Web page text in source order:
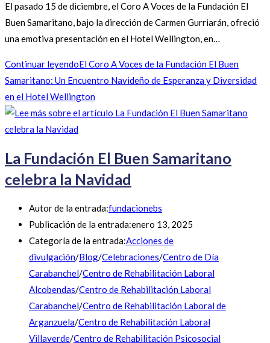
El pasado 15 de diciembre, el Coro A Voces de la Fundación El
Buen Samaritano, bajo la dirección de Carmen Gurriarán, ofreció
una emotiva presentación en el Hotel Wellington, en…
Continuar leyendoEl Coro A Voces de la Fundación El Buen
Samaritano: Un Encuentro Navideño de Esperanza y Diversidad
en el Hotel Wellington
La Fundación El Buen Samaritano
celebra la Navidad
Autor de la entrada:fundacionebs
Publicación de la entrada:enero 13, 2025
Categoría de la entrada:Acciones de
divulgación/Blog/Celebraciones/Centro de Día
Carabanchel/Centro de Rehabilitación Laboral
Alcobendas/Centro de Rehabilitación Laboral
Carabanchel/Centro de Rehabilitación Laboral de
Arganzuela/Centro de Rehabilitación Laboral
Villaverde/Centro de Rehabilitación Psicosocial